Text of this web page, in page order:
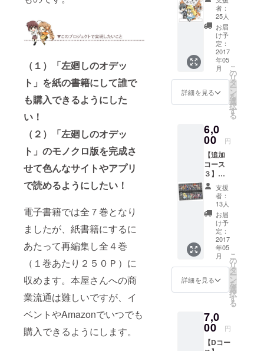
（１）「左廻しのオデッ
ト」を紙の書籍にして誰で
も購入できるようにした
い！
（２）「左廻しのオデッ
ト」のモノクロ版を完成さ
せて色んなサイトやアプリ
で読めるようにしたい！
電子書籍では全７巻となり
ましたが、紙書籍にするに
あたって再編集し全４巻
（１巻あたり２５０Ｐ）に
収めます。本屋さんへの商
業流通は難しいですが、イ
ベントやAmazonでいつでも
購入できるようにします。
りアク
リル置
時計 ※
サイ
ズ：
140mm
×100m
m ※サイ
ン横の
イラス
トの
キャラ
可能で
す
者：
25人
お届
け予
定：
2017
年05
月
詳細を見る
こ
の
リ
タ
ー
ン
を
選
択
す
る
6,0
00 円
【追加
コース
３】
あった
かブラ
ンケッ
ト ※サ
イズ：
1000m
m×700
mm ※表
面：イ
ラス
ト 裏
面：ブ
ラウン
支援
者：
13人
お届
け予
定：
2017
年05
月
詳細を見る
こ
の
リ
タ
ー
ン
を
選
択
す
る
7,0
00 円
【Dコー